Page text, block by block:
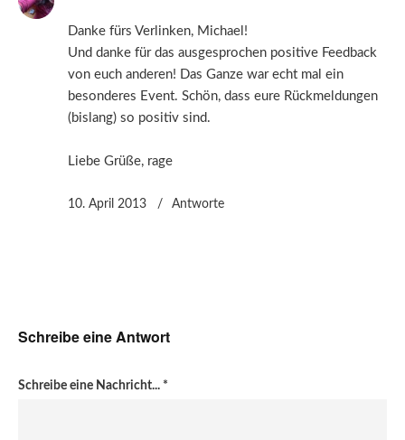
Danke fürs Verlinken, Michael!
Und danke für das ausgesprochen positive Feedback
von euch anderen! Das Ganze war echt mal ein
besonderes Event. Schön, dass eure Rückmeldungen
(bislang) so positiv sind.
Liebe Grüße, rage
10. April 2013 Antworte
Schreibe eine Antwort
Schreibe eine Nachricht... *